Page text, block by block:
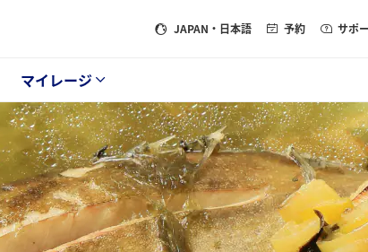
JAPAN ・日本語 予約 サポ
マイレージ